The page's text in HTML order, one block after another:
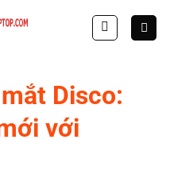
Disco:
với